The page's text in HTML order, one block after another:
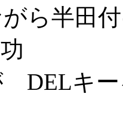
ら半田
DELキ